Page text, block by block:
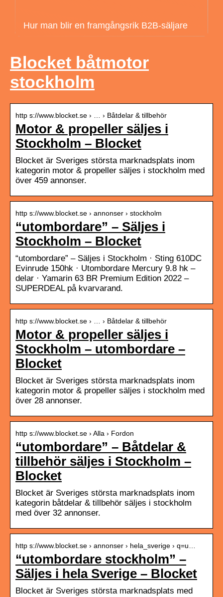
Hur man blir en framgångsrik B2B-säljare
Blocket båtmotor
stockholm
http s://www.blocket.se › … › Båtdelar & tillbehör
Motor & propeller säljes i
Stockholm – Blocket
Blocket är Sveriges största marknadsplats inom
kategorin motor & propeller säljes i stockholm med
över 459 annonser.
http s://www.blocket.se › annonser › stockholm
“utombordare” – Säljes i
Stockholm – Blocket
“utombordare” – Säljes i Stockholm · Sting 610DC
Evinrude 150hk · Utombordare Mercury 9.8 hk –
delar · Yamarin 63 BR Premium Edition 2022 –
SUPERDEAL på kvarvarand.
http s://www.blocket.se › … › Båtdelar & tillbehör
Motor & propeller säljes i
Stockholm – utombordare –
Blocket
Blocket är Sveriges största marknadsplats inom
kategorin motor & propeller säljes i stockholm med
över 28 annonser.
http s://www.blocket.se › Alla › Fordon
“utombordare” – Båtdelar &
tillbehör säljes i Stockholm –
Blocket
Blocket är Sveriges största marknadsplats inom
kategorin båtdelar & tillbehör säljes i stockholm
med över 32 annonser.
http s://www.blocket.se › annonser › hela_sverige › q=u…
“utombordare stockholm” –
Säljes i hela Sverige – Blocket
Blocket är Sveriges största marknadsplats med